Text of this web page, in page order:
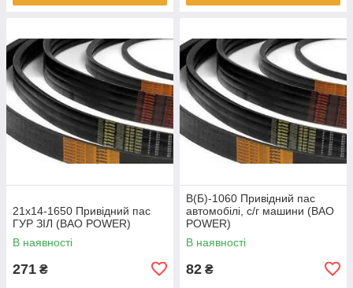
21х14-1650 Привідний пас
ГУР ЗІЛ (BAO POWER)
В наявності
271 ₴
В(Б)-1060 Привідний пас
автомобілі, с/г машини (BAO
POWER)
В наявності
82 ₴